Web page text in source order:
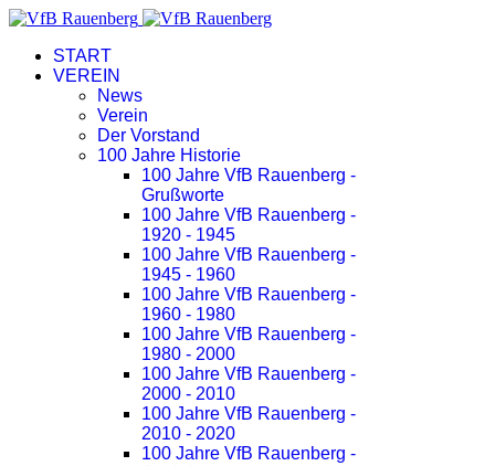
START
VEREIN
News
Verein
Der Vorstand
100 Jahre Historie
100 Jahre VfB Rauenberg -
Grußworte
100 Jahre VfB Rauenberg -
1920 - 1945
100 Jahre VfB Rauenberg -
1945 - 1960
100 Jahre VfB Rauenberg -
1960 - 1980
100 Jahre VfB Rauenberg -
1980 - 2000
100 Jahre VfB Rauenberg -
2000 - 2010
100 Jahre VfB Rauenberg -
2010 - 2020
100 Jahre VfB Rauenberg -